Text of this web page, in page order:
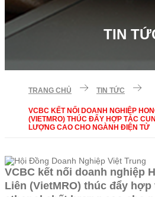
TIN
TRANG CHỦ TIN TỨC
VCBC KẾT NỐI DOANH NGHIỆP
(VIETMRO) THÚC ĐẨY HỢP TÁC
LƯỢNG CAO CHO NGÀNH ĐIỆN TỬ
VCBC kết nối doanh nghiệp
Liên (VietMRO) thúc đẩy